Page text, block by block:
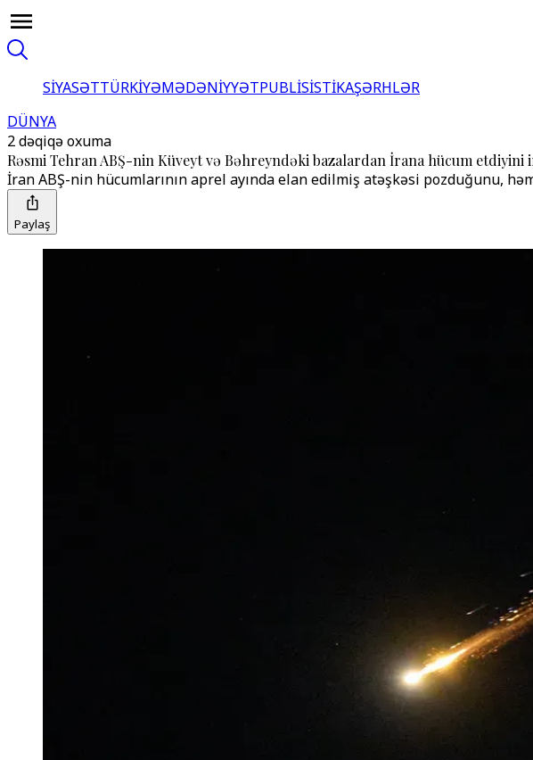
SİYASƏTTÜRKİYƏMƏDƏNİYYƏTPUBLİSİSTİKAŞƏRHLƏR
DÜNYA
2 dəqiqə oxuma
Rəsmi Tehran ABŞ-nin Küveyt və Bəhreyndəki bazalardan İrana hücum etdiyini
İran ABŞ-nin hücumlarının aprel ayında elan edilmiş atəşkəsi pozduğunu,
Paylaş